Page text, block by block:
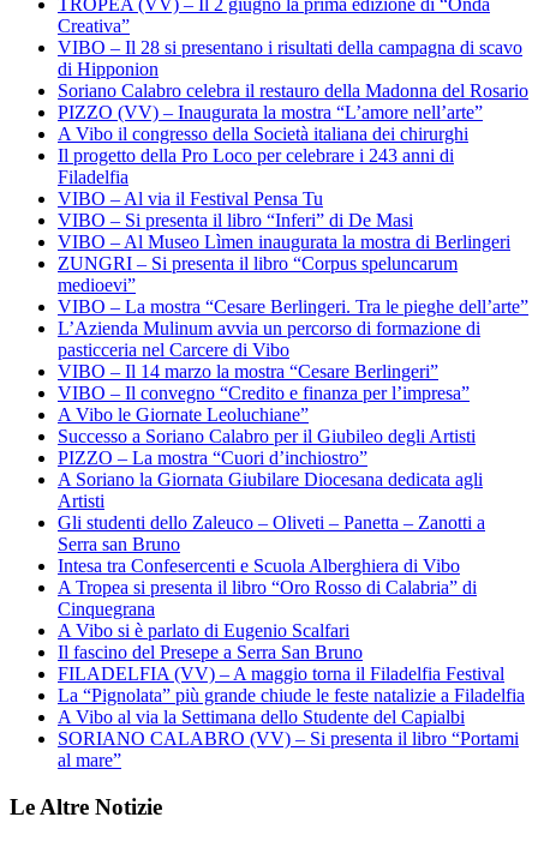
Creativa”
VIBO – Il 28 si presentano i risultati della campagna di scavo
di Hipponion
Soriano Calabro celebra il restauro della Madonna del Rosario
PIZZO (VV) – Inaugurata la mostra “L’amore nell’arte”
A Vibo il congresso della Società italiana dei chirurghi
Il progetto della Pro Loco per celebrare i 243 anni di
Filadelfia
VIBO – Al via il Festival Pensa Tu
VIBO – Si presenta il libro “Inferi” di De Masi
VIBO – Al Museo Lìmen inaugurata la mostra di Berlingeri
ZUNGRI – Si presenta il libro “Corpus speluncarum
medioevi”
VIBO – La mostra “Cesare Berlingeri. Tra le pieghe dell’arte”
L’Azienda Mulinum avvia un percorso di formazione di
pasticceria nel Carcere di Vibo
VIBO – Il 14 marzo la mostra “Cesare Berlingeri”
VIBO – Il convegno “Credito e finanza per l’impresa”
A Vibo le Giornate Leoluchiane”
Successo a Soriano Calabro per il Giubileo degli Artisti
PIZZO – La mostra “Cuori d’inchiostro”
A Soriano la Giornata Giubilare Diocesana dedicata agli
Artisti
Gli studenti dello Zaleuco – Oliveti – Panetta – Zanotti a
Serra san Bruno
Intesa tra Confesercenti e Scuola Alberghiera di Vibo
A Tropea si presenta il libro “Oro Rosso di Calabria” di
Cinquegrana
A Vibo si è parlato di Eugenio Scalfari
Il fascino del Presepe a Serra San Bruno
FILADELFIA (VV) – A maggio torna il Filadelfia Festival
La “Pignolata” più grande chiude le feste natalizie a Filadelfia
A Vibo al via la Settimana dello Studente del Capialbi
SORIANO CALABRO (VV) – Si presenta il libro “Portami
al mare”
Le Altre Notizie